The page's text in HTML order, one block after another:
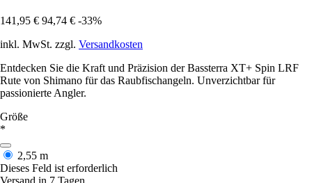
141,95 € 94,74 € -33%
inkl. MwSt. zzgl. Versandkosten
Entdecken Sie die Kraft und Präzision der Bassterra XT+ Spin LRF
Rute von Shimano für das Raubfischangeln. Unverzichtbar für
passionierte Angler.
Größe
*
2,55 m
Dieses Feld ist erforderlich
Versand in 7 Tagen